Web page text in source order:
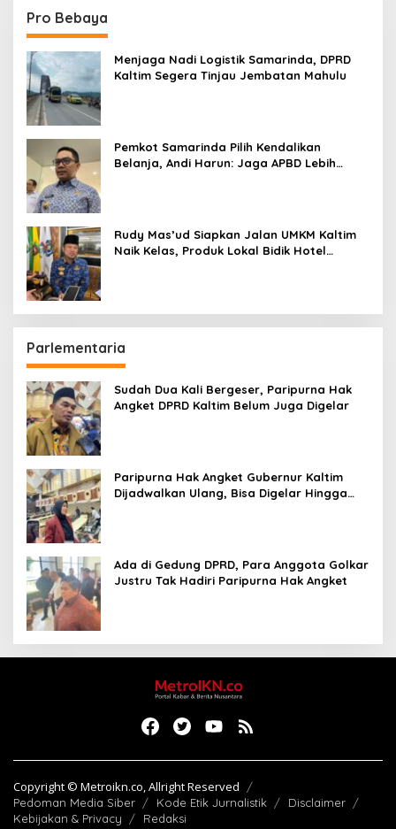
Pro Bebaya
Menjaga Nadi Logistik Samarinda, DPRD
Kaltim Segera Tinjau Jembatan Mahulu
Pemkot Samarinda Pilih Kendalikan
Belanja, Andi Harun: Jaga APBD Lebih
Rudy Mas’ud Siapkan Jalan UMKM Kaltim
Naik Kelas, Produk Lokal Bidik Hotel
Parlementaria
Sudah Dua Kali Bergeser, Paripurna Hak
Angket DPRD Kaltim Belum Juga Digelar
Paripurna Hak Angket Gubernur Kaltim
Dijadwalkan Ulang, Bisa Digelar Hingga
Ada di Gedung DPRD, Para Anggota Golkar
Justru Tak Hadiri Paripurna Hak Angket
Copyright © Metroikn.co, Allright Reserved
Pedoman Media Siber Kode Etik Jurnalistik
Disclaimer
Kebijakan & Privacy
Redaksi